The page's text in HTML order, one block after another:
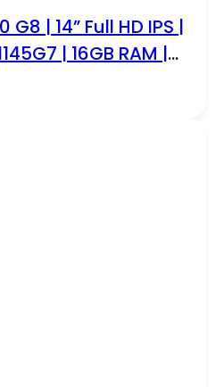
G8 | 14” Full HD IPS |
| 16GB RAM |